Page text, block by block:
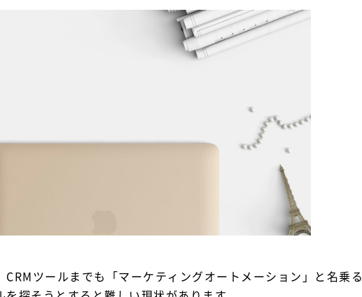
ツールまでも「マーケティングオートメーション」と名乗る